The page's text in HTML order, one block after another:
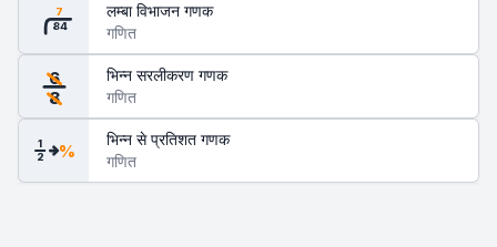
84
7
लम्बा विभाजन गणक
गणित
6
8
भिन्न सरलीकरण गणक
गणित
1
2 %
भिन्न से प्रतिशत गणक
गणित